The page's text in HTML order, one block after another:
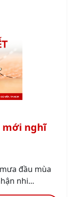
mới nghĩ
đầu mùa
nhi...